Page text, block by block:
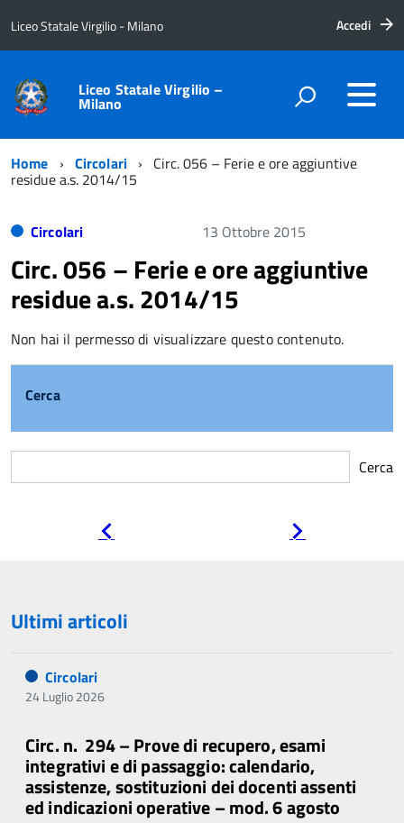
Liceo Statale Virgilio - Milano Accedi
Liceo Statale Virgilio –
Milano
Home Circolari Circ. 056 – Ferie e ore aggiuntive
residue a.s. 2014/15
Circolari 13 Ottobre 2015
Circ. 056 – Ferie e ore aggiuntive
residue a.s. 2014/15
Non hai il permesso di visualizzare questo contenuto.
Cerca
Cerca
Ultimi articoli
Circolari
24 Luglio 2026
Circ. n. 294 – Prove di recupero, esami
integrativi e di passaggio: calendario,
assistenze, sostituzioni dei docenti assenti
ed indicazioni operative – mod. 6 agosto